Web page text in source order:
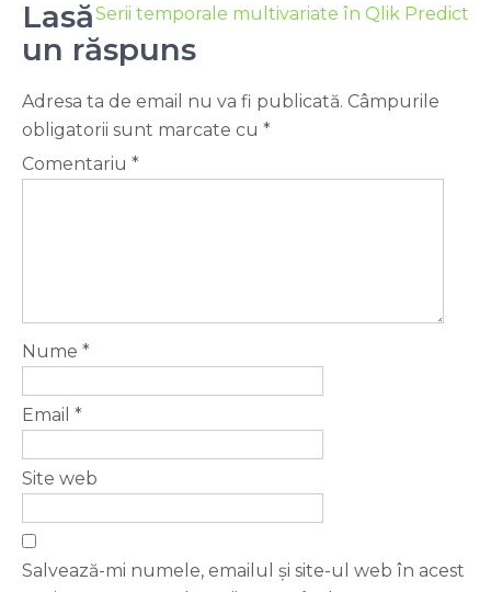
Serii temporale multivariate în Qlik Predict
Lasă
un răspuns
Adresa ta de email nu va fi publicată. Câmpurile
obligatorii sunt marcate cu *
Comentariu *
Nume *
Email *
Site web
Salvează-mi numele, emailul și site-ul web în acest